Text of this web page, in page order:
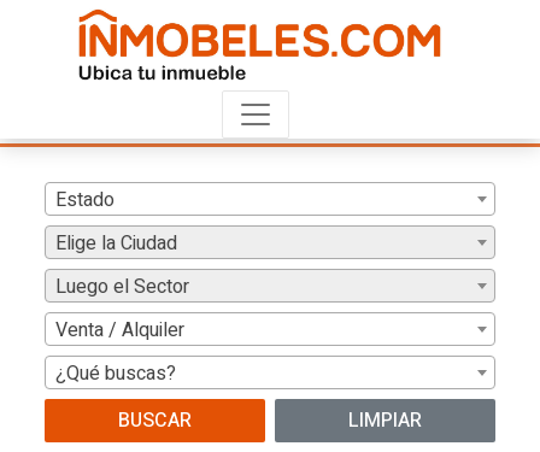
Estado
Elige la Ciudad
Luego el Sector
Venta / Alquiler
¿Qué buscas?
BUSCAR
LIMPIAR